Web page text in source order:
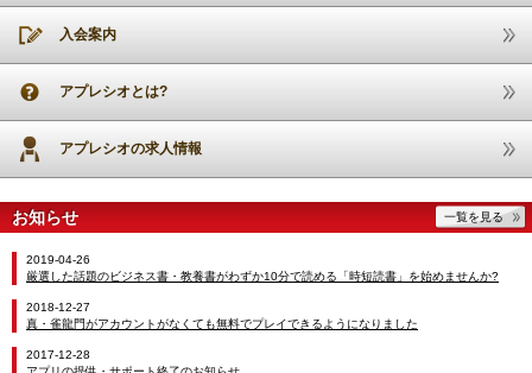
入会案内
アプレシオとは?
アプレシオの求人情報
お知らせ 一覧を見る
2019-04-26
厳選した話題のビジネス書・教養書がわずか10分で読める「時短読書」を始めませんか?
2018-12-27
真・雀龍門がアカウントがなくても無料でプレイできるようになりました
2017-12-28